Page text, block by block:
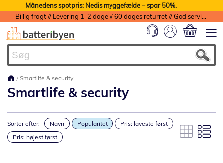
Månedens spotpris: Nedis myggefælde – spar 50%.
Billig fragt // Levering 1-2 dage // 60 dages returret // God service med garanti
Smartlife & security
Smartlife & security
Sorter efter: Navn Popularitet
Pris: laveste først
Pris: højest først